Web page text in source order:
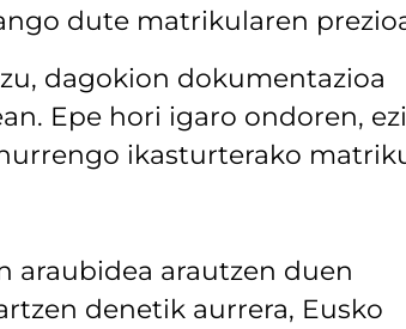
dute matrikularen
dagokion dokumentazioa
Epe hori igaro ondoren,
ikasturterako
araubidea arautzen duen
denetik aurrera, Eusko